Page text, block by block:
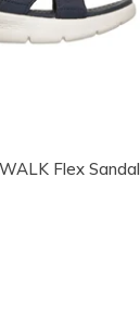
Flex Sandal